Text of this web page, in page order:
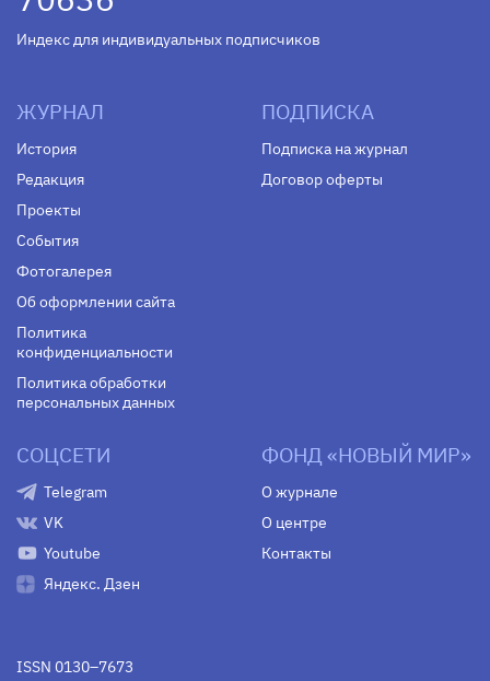
Индекс для индивидуальных подписчиков
ЖУРНАЛ
История
Редакция
Проекты
События
Фотогалерея
Об оформлении сайта
Политика
конфиденциальности
Политика обработки
персональных данных
ПОДПИСКА
Подписка на журнал
Договор оферты
СОЦСЕТИ
Telegram
VK
Youtube
Яндекс. Дзен
ФОНД «НОВЫЙ МИР»
О журнале
О центре
Контакты
ISSN 0130–7673